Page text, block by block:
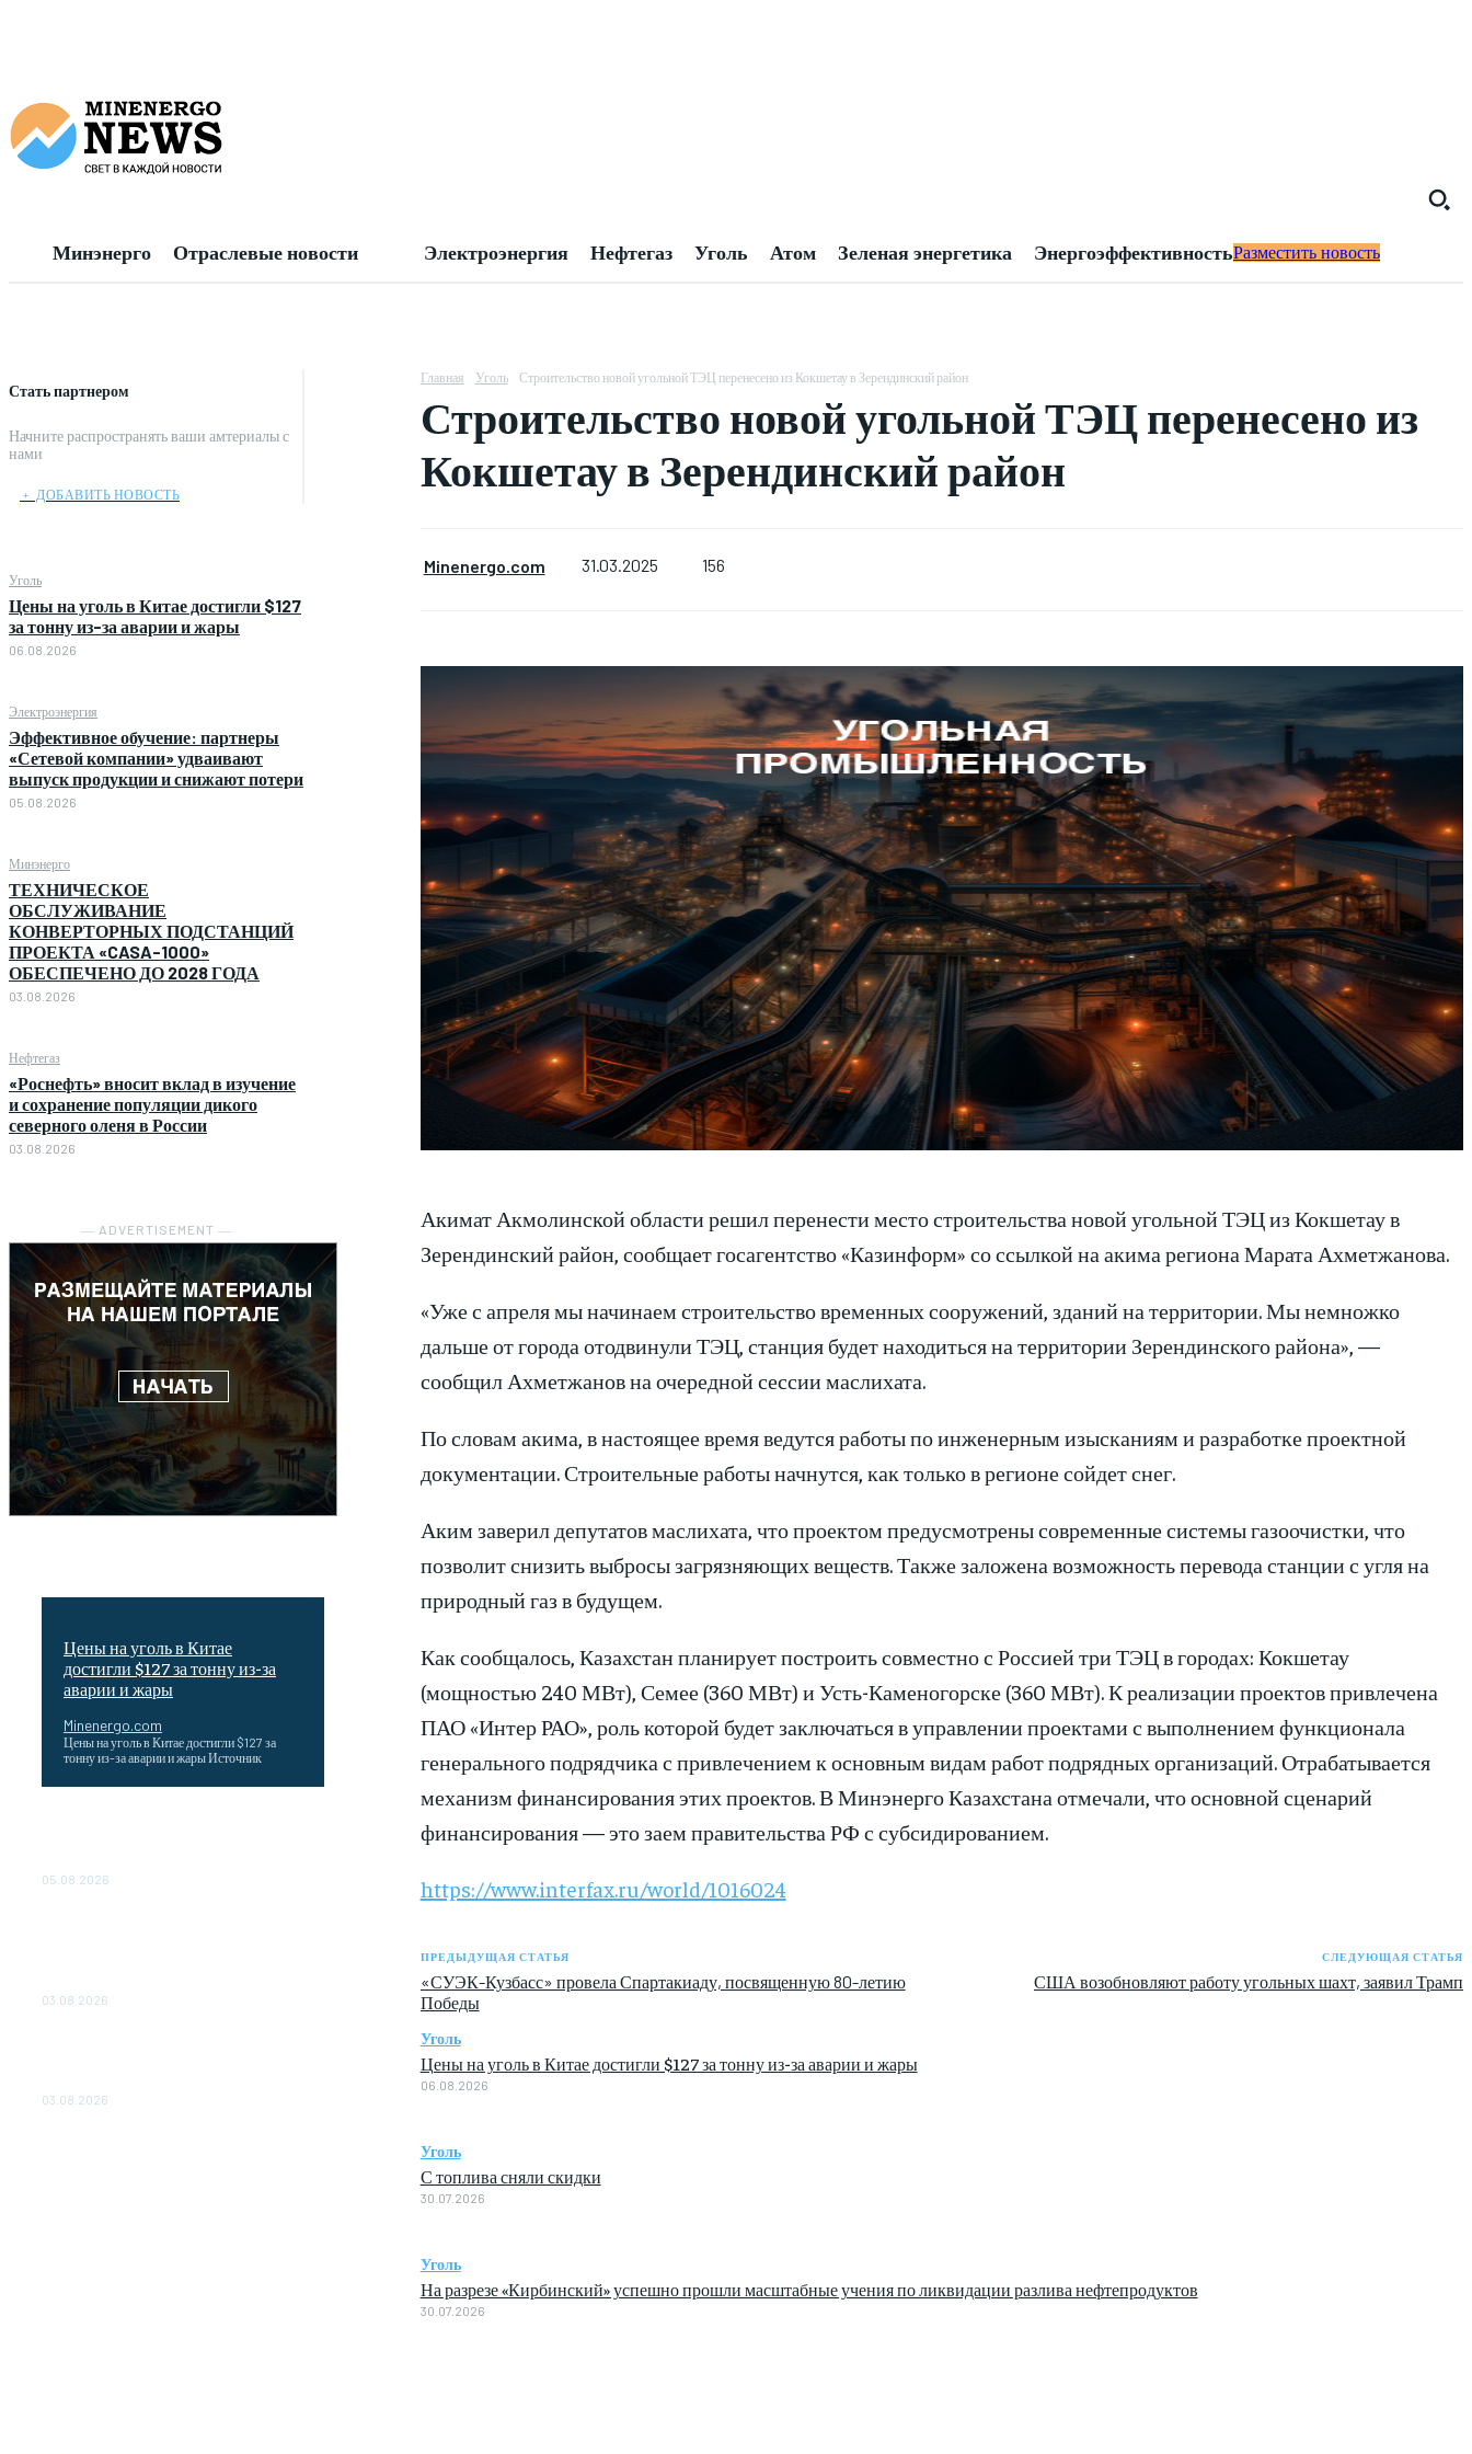
Минэнерго Отраслевые новости Электроэнергия Нефтегаз Уголь Атом Зеленая энергетика ЭнергоэффективностьРазместить новость
Стать партнером
Начните распространять ваши амтериалы с
нами
﹢ ДОБАВИТЬ НОВОСТЬ
Уголь
Цены на уголь в Китае достигли $127
за тонну из-за аварии и жары
06.08.2026
Электроэнергия
Эффективное обучение: партнеры
«Сетевой компании» удваивают
выпуск продукции и снижают потери
05.08.2026
Минэнерго
ТЕХНИЧЕСКОЕ
ОБСЛУЖИВАНИЕ
КОНВЕРТОРНЫХ ПОДСТАНЦИЙ
ПРОЕКТА «CASA-1000»
ОБЕСПЕЧЕНО ДО 2028 ГОДА
03.08.2026
Нефтегаз
«Роснефть» вносит вклад в изучение
и сохранение популяции дикого
северного оленя в России
03.08.2026
― ADVERTISEMENT ―
Цены на уголь в Китае
достигли $127 за тонну из-за
аварии и жары
Minenergo.com
Цены на уголь в Китае достигли $127 за
тонну из-за аварии и жары Источник
05.08.2026
03.08.2026
03.08.2026
Главная Уголь Строительство новой угольной ТЭЦ перенесено из Кокшетау в Зерендинский район
Строительство новой угольной ТЭЦ перенесено из
Кокшетау в Зерендинский район
Minenergo.com 31.03.2025 156
Акимат Акмолинской области решил перенести место строительства новой угольной ТЭЦ из Кокшетау в
Зерендинский район, сообщает госагентство «Казинформ» со ссылкой на акима региона Марата Ахметжанова.
«Уже с апреля мы начинаем строительство временных сооружений, зданий на территории. Мы немножко
дальше от города отодвинули ТЭЦ, станция будет находиться на территории Зерендинского района», —
сообщил Ахметжанов на очередной сессии маслихата.
По словам акима, в настоящее время ведутся работы по инженерным изысканиям и разработке проектной
документации. Строительные работы начнутся, как только в регионе сойдет снег.
Аким заверил депутатов маслихата, что проектом предусмотрены современные системы газоочистки, что
позволит снизить выбросы загрязняющих веществ. Также заложена возможность перевода станции с угля на
природный газ в будущем.
Как сообщалось, Казахстан планирует построить совместно с Россией три ТЭЦ в городах: Кокшетау
(мощностью 240 МВт), Семее (360 МВт) и Усть-Каменогорске (360 МВт). К реализации проектов привлечена
ПАО «Интер РАО», роль которой будет заключаться в управлении проектами с выполнением функционала
генерального подрядчика с привлечением к основным видам работ подрядных организаций. Отрабатывается
механизм финансирования этих проектов. В Минэнерго Казахстана отмечали, что основной сценарий
финансирования — это заем правительства РФ с субсидированием.
https://www.interfax.ru/world/1016024
ПРЕДЫДУЩАЯ СТАТЬЯ
«СУЭК-Кузбасс» провела Спартакиаду, посвященную 80-летию
Победы
СЛЕДУЮЩАЯ СТАТЬЯ
США возобновляют работу угольных шахт, заявил Трамп
Уголь
Цены на уголь в Китае достигли $127 за тонну из-за аварии и жары
06.08.2026
Уголь
С топлива сняли скидки
30.07.2026
Уголь
На разрезе «Кирбинский» успешно прошли масштабные учения по ликвидации разлива нефтепродуктов
30.07.2026